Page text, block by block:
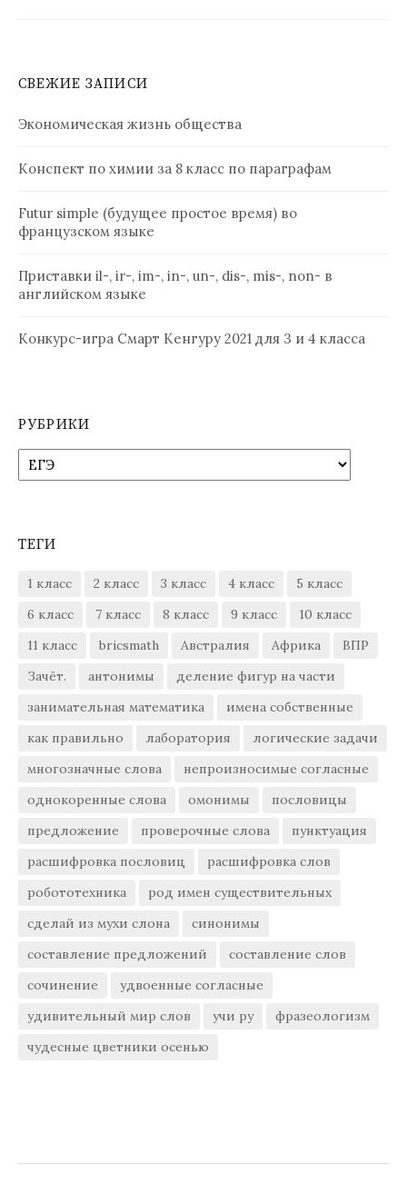
СВЕЖИЕ ЗАПИСИ
Экономическая жизнь общества
Конспект по химии за 8 класс по параграфам
Futur simple (будущее простое время) во
французском языке
Приставки il-, ir-, im-, in-, un-, dis-, mis-, non- в
английском языке
Конкурс-игра Смарт Кенгуру 2021 для 3 и 4 класса
РУБРИКИ
Рубрики
ТЕГИ
1 класс 2 класс 3 класс 4 класс
5 класс
6 класс
7 класс 8 класс 9 класс
10 класс
11 класс
bricsmath Австралия Африка
ВПР
Зачёт.
антонимы
деление фигур на части
занимательная математика
имена собственные
как правильно
лаборатория
логические задачи
многозначные слова
непроизносимые согласные
однокоренные слова
омонимы
пословицы
предложение
проверочные слова
пунктуация
расшифровка пословиц
расшифровка слов
робототехника
род имен существительных
сделай из мухи слона
синонимы
составление предложений
составление слов
сочинение
удвоенные согласные
удивительный мир слов
учи ру
фразеологизм
чудесные цветники осенью